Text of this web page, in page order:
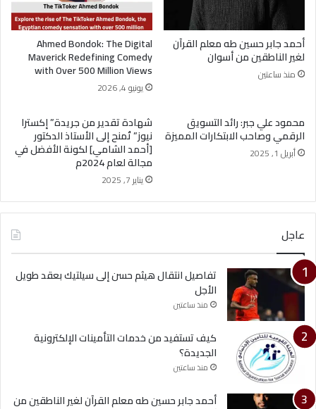
أحمد جابر حسين طه معلم القرآن
لغير الناطقين من أسوان
منذ ساعتين
Ahmed Bondok: The Digital
Maverick Redefining Comedy
with Over 500 Million Views
يونيو 4, 2026
محمود علي جبر: رائد التسويق
الرقمي وصاحب الابتكارات المميزة
أبريل 1, 2025
شهادة تقدير من جريدة” إكسترا
نيوز” تُمنح إلى الأستاذ الدكتور
[أحمد الشامي] لكونة الأفضل في
مجالة لعام 2024م
يناير 7, 2025
عاجل
تفاصيل انتقال هيثم حسن إلى سيلتيك بعقد طويل
الأجل
منذ ساعتين
كيف تستفيد من خدمات التأمينات الإلكترونية
الجديدة؟
منذ ساعتين
أحمد جابر حسين طه معلم القرآن لغير الناطقين من